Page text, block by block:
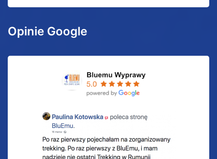
Opinie Google